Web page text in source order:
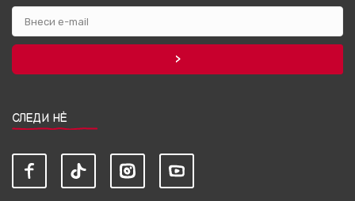
СЛЕДИ НЀ